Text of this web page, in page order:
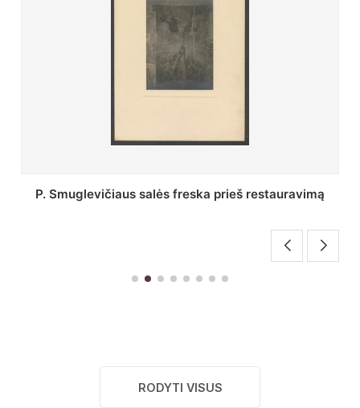
Stepono Batoro universiteto bibliotekos Profesorių
RODYTI VISUS